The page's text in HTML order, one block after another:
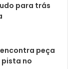
para trás
peça
pista no